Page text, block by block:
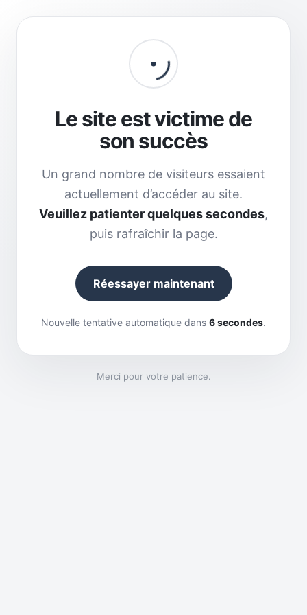
Le site est victime de
son succès
Un grand nombre de visiteurs essaient
actuellement d’accéder au site.
Veuillez patienter quelques secondes,
puis rafraîchir la page.
Réessayer maintenant
Nouvelle tentative automatique dans 6secondes.
Merci pour votre patience.